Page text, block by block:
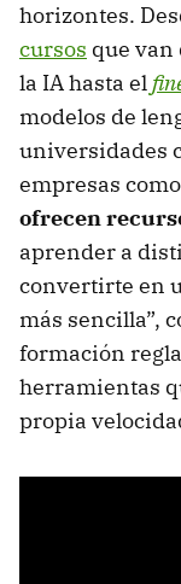
horizontes.
cursos que van
la IA hasta el
modelos de
universidades
empresas como
ofrecen
aprender a
convertirte en
más sencilla”,
formación
herramientas
propia